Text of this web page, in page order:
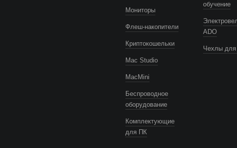
Мониторы
Флеш-накопители
Криптокошельки
Mac Studio
MacMini
Беспроводное
оборудование
Комплектующие
для ПК
обучение
ADO
Чехлы для